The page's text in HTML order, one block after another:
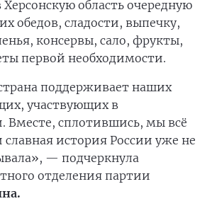
область очередную
обедов, сладости, выпечку,
консервы, сало, фрукты,
первой необходимости.
поддерживает наших
участвующих в
Вместе, сплотившись, мы всё
история России уже не
— подчеркнула
отделения партии